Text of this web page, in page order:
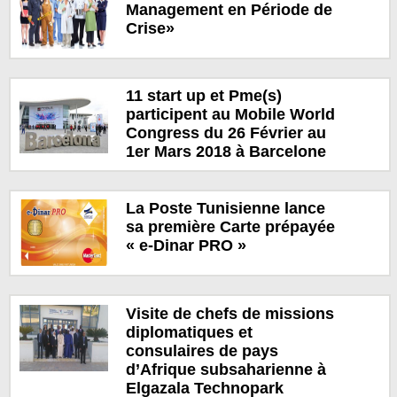
Management en Période de
Crise»
11 start up et Pme(s)
participent au Mobile World
Congress du 26 Février au
1er Mars 2018 à Barcelone
La Poste Tunisienne lance
sa première Carte prépayée
« e-Dinar PRO »
Visite de chefs de missions
diplomatiques et
consulaires de pays
d’Afrique subsaharienne à
Elgazala Technopark